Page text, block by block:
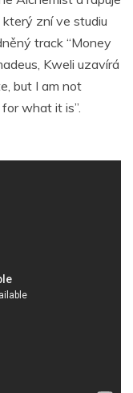
zní ve studiu
track “Money
Kweli uzavírá
but I am not
what it is”.